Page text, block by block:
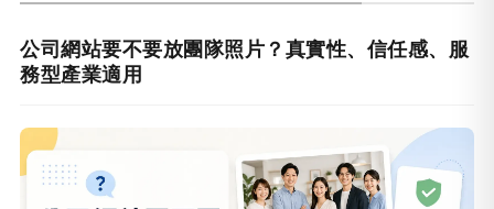
公司網站要不要放團隊照片？真實性、信任感、服
務型產業適用